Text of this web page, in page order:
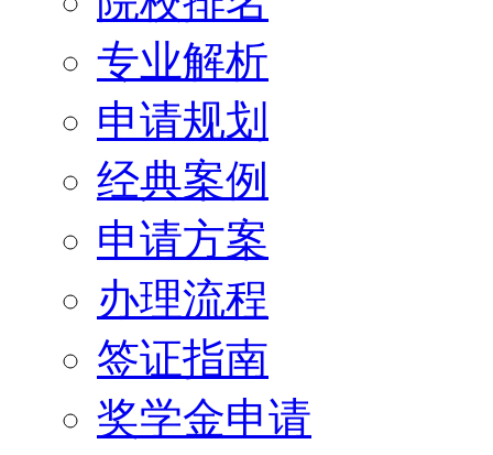
专业解析
申请规划
经典案例
申请方案
办理流程
签证指南
奖学金申请